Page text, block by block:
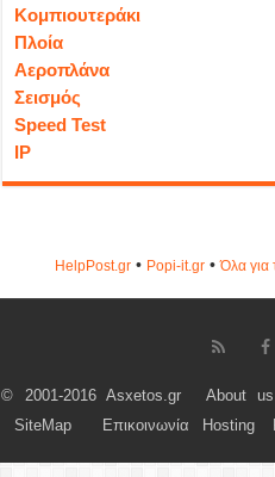
Κομπιουτεράκι
Πλοία
Αεροπλάνα
Σεισμός
Speed Test
IP
HelpPost.gr• Popi-it.gr•Όλα για
© 2001-2016 Asxetos.gr About us
SiteMap
Επικοινωνία Hosting